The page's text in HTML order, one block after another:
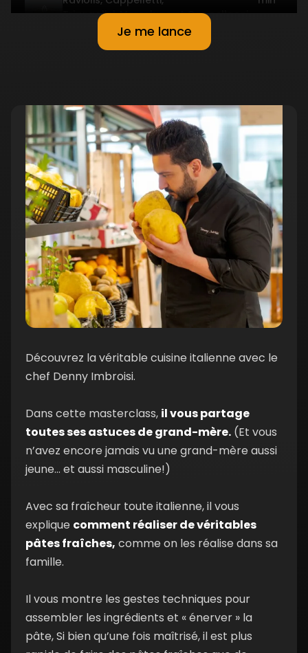
Triangolini, Mezzelune et Cappellacci
farcis à base de ricotta
Chapitre#2
5. La focaccia 07:10 min
Chapitre#3
6. Les artichauts frits 09:22 min
7. Le tiramisu 05:58 min
8. La panna cotta 07:55 min
9. Carpaccio de poisson 11:52 min
10. Burrata crémeuse, jus de
concombre, pomme verte,
11. Les Rigatoni Cacio e Pepe
Carbonara
13. Risotto Grana Padano et
Je me lance
Découvrez la véritable cuisine italienne avec le
chef Denny Imbroisi.
Dans cette masterclass, il vous partage
toutes ses astuces de grand-mère. (Et vous
n’avez encore jamais vu une grand-mère aussi
jeune… et aussi masculine!)
Avec sa fraîcheur toute italienne, il vous
explique comment réaliser de véritables
pâtes fraîches, comme on les réalise dans sa
famille.
Il vous montre les gestes techniques pour
assembler les ingrédients et « énerver » la
pâte, Si bien qu’une fois maîtrisé, il est plus